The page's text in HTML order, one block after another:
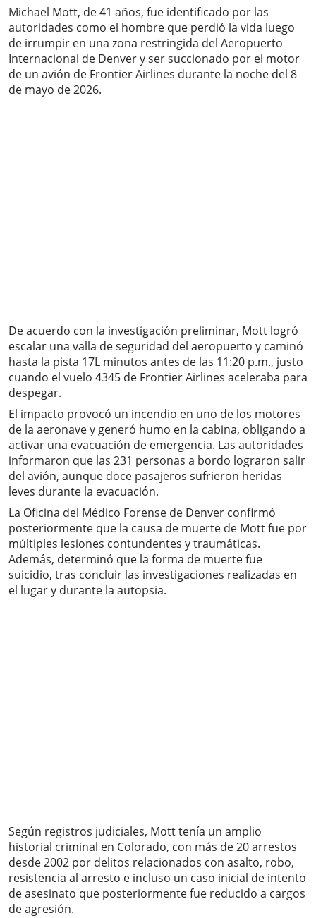
Michael Mott, de 41 años, fue identificado por las
autoridades como el hombre que perdió la vida luego
de irrumpir en una zona restringida del Aeropuerto
Internacional de Denver y ser succionado por el motor
de un avión de Frontier Airlines durante la noche del 8
de mayo de 2026.
De acuerdo con la investigación preliminar, Mott logró
escalar una valla de seguridad del aeropuerto y caminó
hasta la pista 17L minutos antes de las 11:20 p.m., justo
cuando el vuelo 4345 de Frontier Airlines aceleraba para
despegar.
El impacto provocó un incendio en uno de los motores
de la aeronave y generó humo en la cabina, obligando a
activar una evacuación de emergencia. Las autoridades
informaron que las 231 personas a bordo lograron salir
del avión, aunque doce pasajeros sufrieron heridas
leves durante la evacuación.
La Oficina del Médico Forense de Denver confirmó
posteriormente que la causa de muerte de Mott fue por
múltiples lesiones contundentes y traumáticas.
Además, determinó que la forma de muerte fue
suicidio, tras concluir las investigaciones realizadas en
el lugar y durante la autopsia.
Según registros judiciales, Mott tenía un amplio
historial criminal en Colorado, con más de 20 arrestos
desde 2002 por delitos relacionados con asalto, robo,
resistencia al arresto e incluso un caso inicial de intento
de asesinato que posteriormente fue reducido a cargos
de agresión.